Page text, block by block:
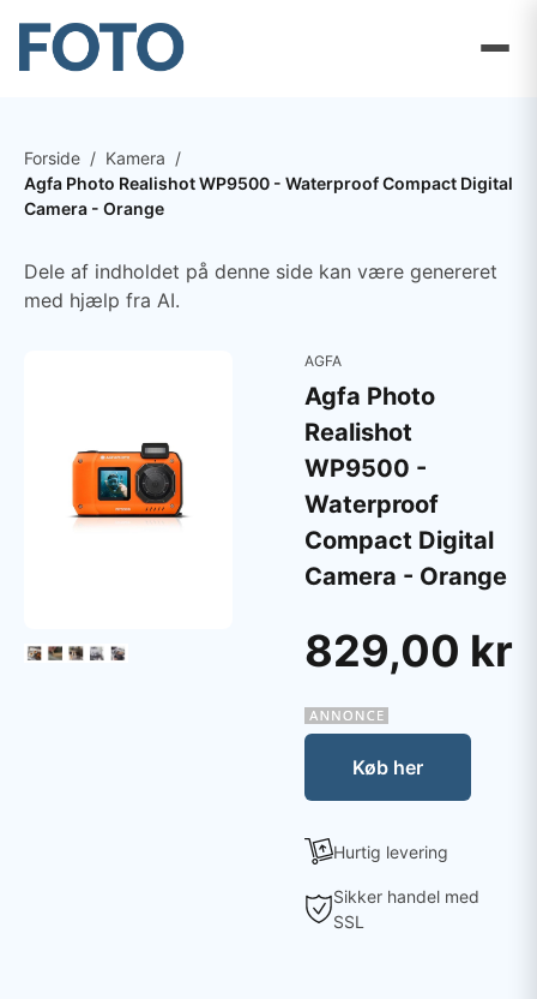
Forside / Kamera /
Agfa Photo Realishot WP9500 - Waterproof Compact Digital
Camera - Orange
Dele af indholdet på denne side kan være genereret
med hjælp fra AI.
AGFA
Agfa Photo
Realishot
WP9500 -
Waterproof
Compact Digital
Camera - Orange
829,00 kr
Køb her
Hurtig levering
Sikker handel med
SSL